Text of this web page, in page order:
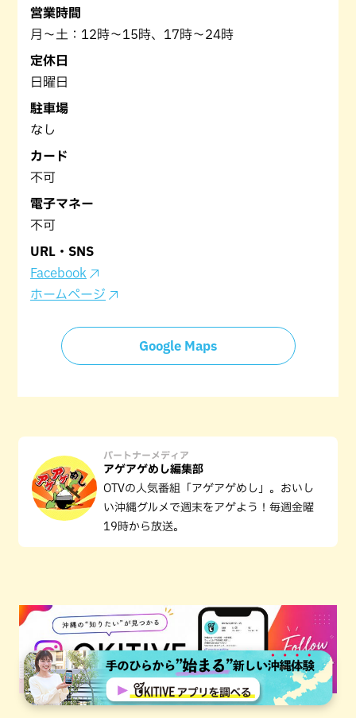
営業時間
月～土：12時～15時、17時～24時
定休日
日曜日
駐車場
なし
カード
不可
電子マネー
不可
URL・SNS
Facebook
ホームページ
Google Maps
パートナーメディア
アゲアゲめし編集部
OTVの人気番組「アゲアゲめし」。おいし
い沖縄グルメで週末をアゲよう！毎週金曜
19時から放送。